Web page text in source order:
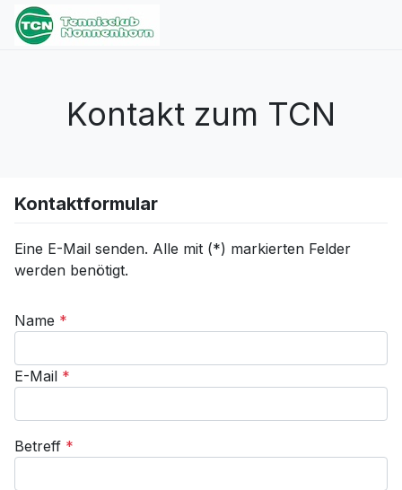
Kontakt zum TCN
Kontaktformular
Eine E-Mail senden. Alle mit (*) markierten Felder
werden benötigt.
Name *
E-Mail *
Betreff *